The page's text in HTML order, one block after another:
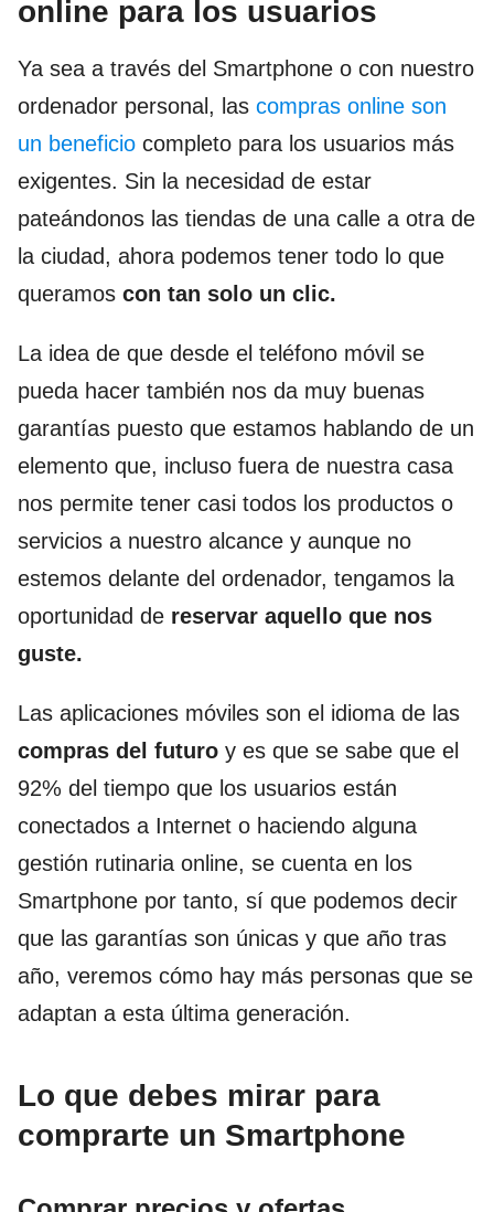
online para los usuarios
Ya sea a través del Smartphone o con nuestro
ordenador personal, las compras online son
un beneficio completo para los usuarios más
exigentes. Sin la necesidad de estar
pateándonos las tiendas de una calle a otra de
la ciudad, ahora podemos tener todo lo que
queramos con tan solo un clic.
La idea de que desde el teléfono móvil se
pueda hacer también nos da muy buenas
garantías puesto que estamos hablando de un
elemento que, incluso fuera de nuestra casa
nos permite tener casi todos los productos o
servicios a nuestro alcance y aunque no
estemos delante del ordenador, tengamos la
oportunidad de reservar aquello que nos
guste.
Las aplicaciones móviles son el idioma de las
compras del futuro y es que se sabe que el
92% del tiempo que los usuarios están
conectados a Internet o haciendo alguna
gestión rutinaria online, se cuenta en los
Smartphone por tanto, sí que podemos decir
que las garantías son únicas y que año tras
año, veremos cómo hay más personas que se
adaptan a esta última generación.
Lo que debes mirar para
comprarte un Smartphone